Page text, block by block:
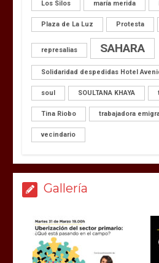
Los Silos maría merida
Plaza de La Luz Protesta
represalias SAHARA
Solidaridad despedidas Hotel
soul SOULTANA KHAYA
Tina Riobo trabajadora
vecindario
Gallería